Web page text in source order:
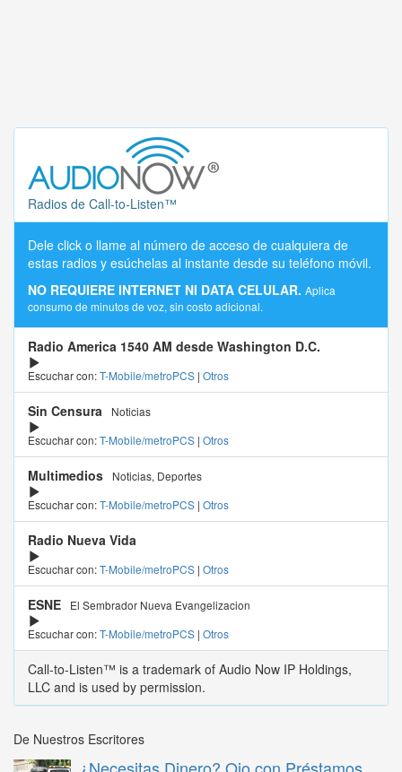
Radios de Call-to-Listen™
Dele click o llame al número de acceso de cualquiera de
estas radios y esúchelas al instante desde su teléfono móvil.
NO REQUIERE INTERNET NI DATA CELULAR. Aplica
consumo de minutos de voz, sin costo adicional.
Radio America 1540 AM desde Washington D.C.
Escuchar con:T-Mobile/metroPCS | Otros
Sin Censura
Noticias
Escuchar con:T-Mobile/metroPCS | Otros
Multimedios
Noticias, Deportes
Escuchar con:T-Mobile/metroPCS | Otros
Radio Nueva Vida
Escuchar con:T-Mobile/metroPCS | Otros
ESNE
El Sembrador Nueva Evangelizacion
Escuchar con:T-Mobile/metroPCS | Otros
Call-to-Listen™ is a trademark of Audio Now IP Holdings,
LLC and is used by permission.
De Nuestros Escritores